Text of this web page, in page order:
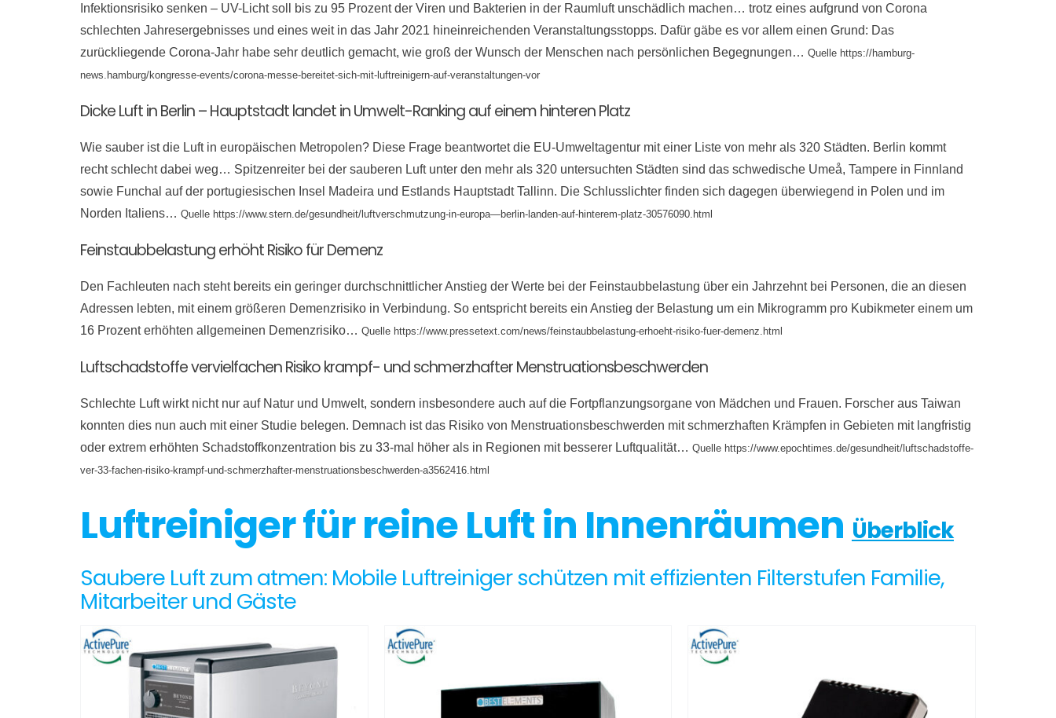
Infektionsrisiko senken – UV-Licht soll bis zu 95 Prozent der Viren und Bakterien in der Raumluft unschädlich machen… trotz eines aufgrund von Corona
schlechten Jahresergebnisses und eines weit in das Jahr 2021 hineinreichenden Veranstaltungsstopps. Dafür gäbe es vor allem einen Grund: Das
zurückliegende Corona-Jahr habe sehr deutlich gemacht, wie groß der Wunsch der Menschen nach persönlichen Begegnungen… Quelle https://hamburg-
news.hamburg/kongresse-events/corona-messe-bereitet-sich-mit-luftreinigern-auf-veranstaltungen-vor
Dicke Luft in Berlin – Hauptstadt landet in Umwelt-Ranking auf einem hinteren Platz
Wie sauber ist die Luft in europäischen Metropolen? Diese Frage beantwortet die EU-Umweltagentur mit einer Liste von mehr als 320 Städten. Berlin kommt
recht schlecht dabei weg… Spitzenreiter bei der sauberen Luft unter den mehr als 320 untersuchten Städten sind das schwedische Umeå, Tampere in Finnland
sowie Funchal auf der portugiesischen Insel Madeira und Estlands Hauptstadt Tallinn. Die Schlusslichter finden sich dagegen überwiegend in Polen und im
Norden Italiens… Quelle https://www.stern.de/gesundheit/luftverschmutzung-in-europa—berlin-landen-auf-hinterem-platz-30576090.html
Feinstaubbelastung erhöht Risiko für Demenz
Den Fachleuten nach steht bereits ein geringer durchschnittlicher Anstieg der Werte bei der Feinstaubbelastung über ein Jahrzehnt bei Personen, die an diesen
Adressen lebten, mit einem größeren Demenzrisiko in Verbindung. So entspricht bereits ein Anstieg der Belastung um ein Mikrogramm pro Kubikmeter einem um
16 Prozent erhöhten allgemeinen Demenzrisiko… Quelle https://www.pressetext.com/news/feinstaubbelastung-erhoeht-risiko-fuer-demenz.html
Luftschadstoffe vervielfachen Risiko krampf- und schmerzhafter Menstruationsbeschwerden
Schlechte Luft wirkt nicht nur auf Natur und Umwelt, sondern insbesondere auch auf die Fortpflanzungsorgane von Mädchen und Frauen. Forscher aus Taiwan
konnten dies nun auch mit einer Studie belegen. Demnach ist das Risiko von Menstruationsbeschwerden mit schmerzhaften Krämpfen in Gebieten mit langfristig
oder extrem erhöhten Schadstoffkonzentration bis zu 33-mal höher als in Regionen mit besserer Luftqualität… Quelle https://www.epochtimes.de/gesundheit/luftschadstoffe-
ver-33-fachen-risiko-krampf-und-schmerzhafter-menstruationsbeschwerden-a3562416.html
Luftreiniger für reine Luft in Innenräumen Überblick
Saubere Luft zum atmen: Mobile Luftreiniger schützen mit effizienten Filterstufen Familie,
Mitarbeiter und Gäste